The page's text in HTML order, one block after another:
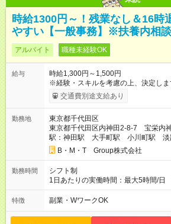
時給1300円～！残業なし＆16時
やすい【一般事務】※扶養内相
アルバイト 職種未経験OK
給与
時給1,300円～1,500円
※経験・スキルを考慮の上、決定し
1,000円/日） 【月収例】 ▼週5日勤務の場合 月収13万円（時給
1,300円×5時間×月20日） ▼週3日勤務の場合 月収7万8000円
用期間の長さ：3ヶ月 雇用形態、給与
試用期間3ヶ月／期間中の給与・待遇
交通費別途支給あり
勤務地
東京都千代田区
東京都千代田区内神田2-8-7 宝栄内
駅：神田駅 大手町駅 小川町駅 淡
B・M・T Group株式会社
勤務時間
シフト制
1日あたりの実働時間：最大5時間/日
務（平日のみ） 【勤務時間】 10：
13:00／実働5時間） ★残業は基本的にありません！毎日ほぼ定
います。 ※勤務時間は相談可！
特徴 副業・WワークOK